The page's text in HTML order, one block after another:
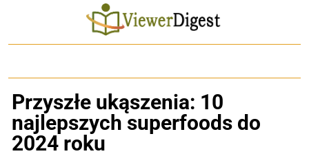
Przyszłe ukąszenia: 10
najlepszych superfoods do
2024 roku